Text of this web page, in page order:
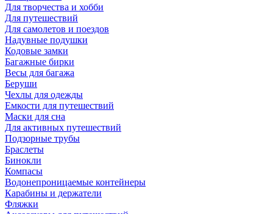
Для творчества и хобби
Для путешествий
Для самолетов и поездов
Надувные подушки
Кодовые замки
Багажные бирки
Весы для багажа
Беруши
Чехлы для одежды
Емкости для путешествий
Маски для сна
Для активных путешествий
Подзорные трубы
Браслеты
Бинокли
Компасы
Водонепроницаемые контейнеры
Карабины и держатели
Фляжки